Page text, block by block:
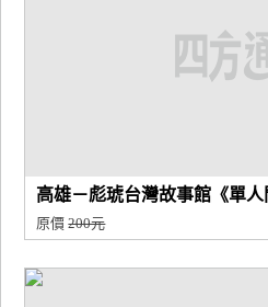
高雄－彪琥台灣故事館《單
原價200元